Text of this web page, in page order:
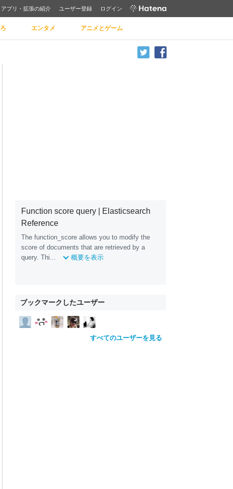
アプリ・拡張の紹介 ユーザー登録 ログイン
エンタメ アニメとゲーム
Function score query | Elasticsearch
Reference
The function_score allows you to modify the
score of documents that are retrieved by a
query. Thi...
概要を表示
ブックマークしたユーザー
すべてのユーザーを見る